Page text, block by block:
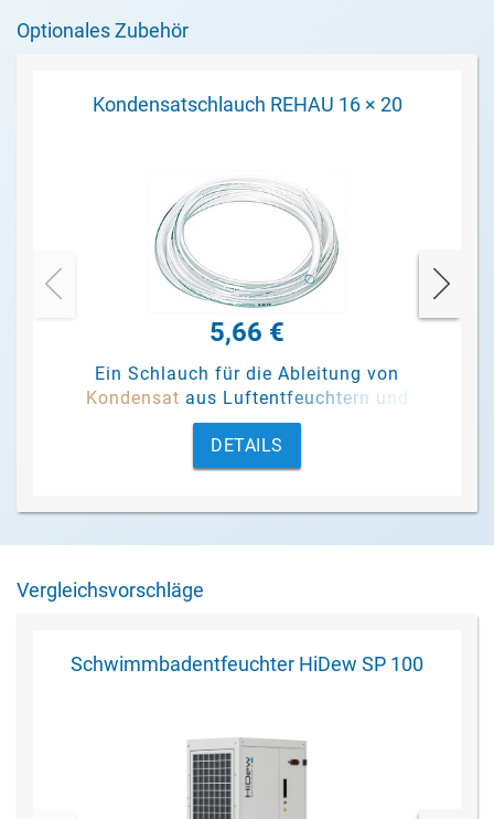
Optionales Zubehör
Kondensatschlauch REHAU 16 × 20
5,66 €
Ein Schlauch für die Ableitung von
Kondensat aus Luftentfeuchtern und
Pumpen.
DETAILS
Vergleichsvorschläge
Schwimmbadentfeuchter HiDew SP 100